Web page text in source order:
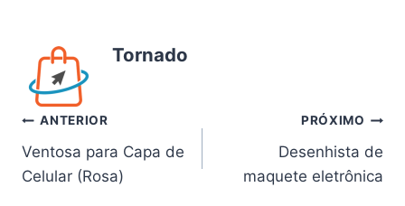
Tornado
Navegação
de
ANTERIOR
Ventosa para Capa de
Celular (Rosa)
PRÓXIMO
Desenhista de
maquete eletrônica